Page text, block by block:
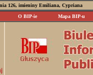
126, imieniny Emiliana, Cypriana
O BIP-ie
Mapa BIP-u